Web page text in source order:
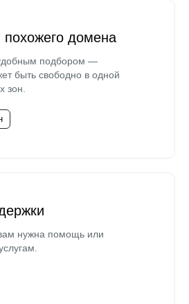
похожего домена
подбором —
быть свободно в одной
зон.
нужна помощь или